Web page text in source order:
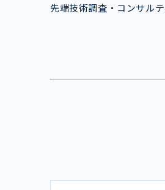
先端技術調査・コンサル